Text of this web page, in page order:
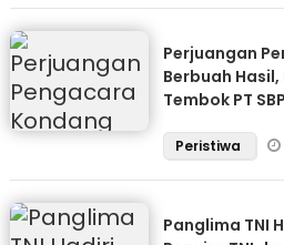
Perjuangan
Berbuah
Tembok PT SBP
Peristiwa
Panglima TNI